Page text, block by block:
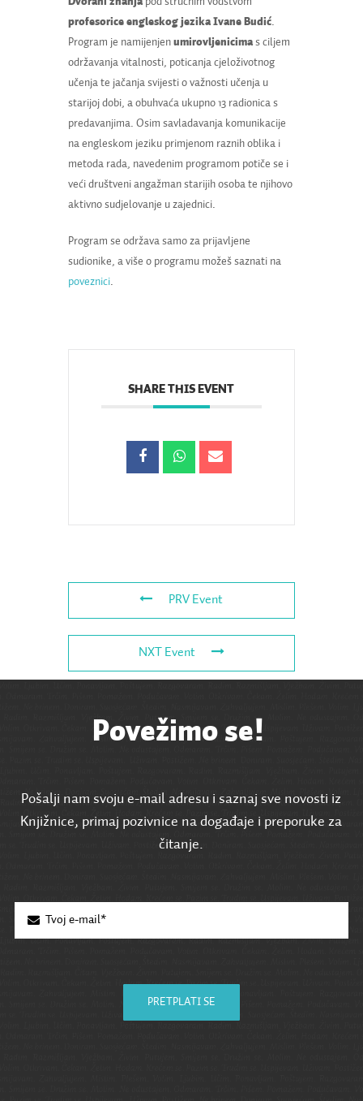
profesorice engleskog jezika Ivane Budić.
Program je namijenjen umirovljenicimas ciljem
održavanja vitalnosti, poticanja cjeloživotnog
učenja te jačanja svijesti o važnosti učenja u
starijoj dobi, a obuhvaća ukupno 13 radionica s
predavanjima. Osim savladavanja komunikacije
na engleskom jeziku primjenom raznih oblika i
metoda rada, navedenim programom potiče se i
veći društveni angažman starijih osoba te njihovo
aktivno sudjelovanje u zajednici.
Program se održava samo za prijavljene
sudionike, a više o programu možeš saznati na
poveznici.
SHARE THIS EVENT
PRV Event
NXT Event
Povežimo se!
Pošalji nam svoju e-mail adresu i saznaj sve novosti iz
Knjižnice, primaj pozivnice na događaje i preporuke za
čitanje.
PRETPLATI SE